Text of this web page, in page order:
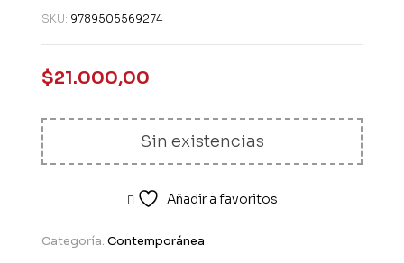
SKU: 9789505569274
$21.000,00
Sin existencias
Añadir a favoritos
Categoría: Contemporánea